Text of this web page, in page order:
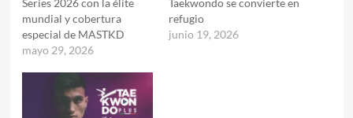
Series 2026 con la élite
mundial y cobertura
especial de MASTKD
mayo 29, 2026
Taekwondo se convierte en
refugio
junio 19, 2026